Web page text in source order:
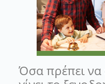
Όσα πρέπει να